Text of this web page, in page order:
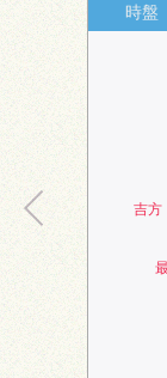
時盤
吉方